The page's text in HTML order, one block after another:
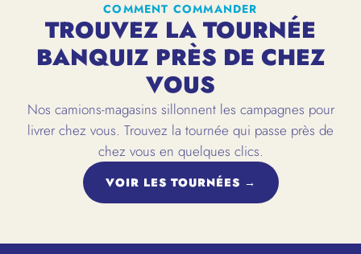
COMMENT COMMANDER
TROUVEZ LA TOURNÉE
BANQUIZ PRÈS DE CHEZ
VOUS
Nos camions-magasins sillonnent les campagnes pour
livrer chez vous. Trouvez la tournée qui passe près de
chez vous en quelques clics.
VOIR LES TOURNÉES →